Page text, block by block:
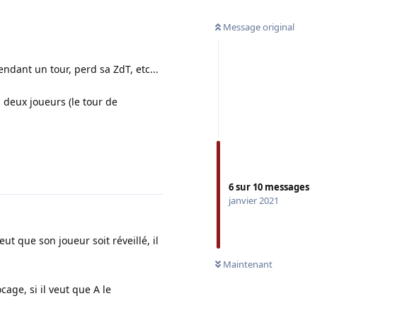
Message original
6sur 10 messages
janvier 2021
Maintenant
un tour, perd sa ZdT, etc...
joueurs (le tour de
que son joueur soit réveillé, il
si il veut que A le